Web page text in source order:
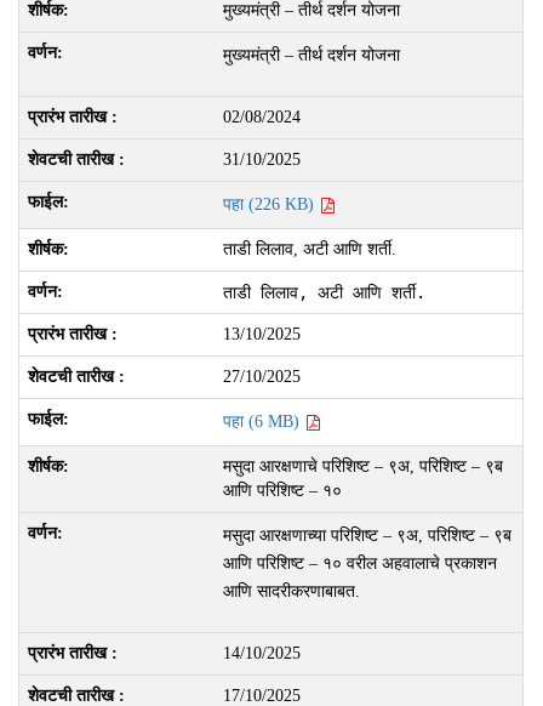
मुख्यमंत्री – तीर्थ दर्शन योजना
मुख्यमंत्री – तीर्थ दर्शन योजना
02/08/2024
31/10/2025
पहा (226 KB)
ताडी लिलाव, अटी आणि शर्ती.
ताडी लिलाव, अटी आणि शर्ती.
13/10/2025
27/10/2025
पहा (6 MB)
मसुदा आरक्षणाचे परिशिष्ट – ९अ, परिशिष्ट – ९ब
आणि परिशिष्ट – १०
मसुदा आरक्षणाच्या परिशिष्ट – ९अ, परिशिष्ट – ९ब
आणि परिशिष्ट – १० वरील अहवालाचे प्रकाशन
आणि सादरीकरणाबाबत.
14/10/2025
17/10/2025